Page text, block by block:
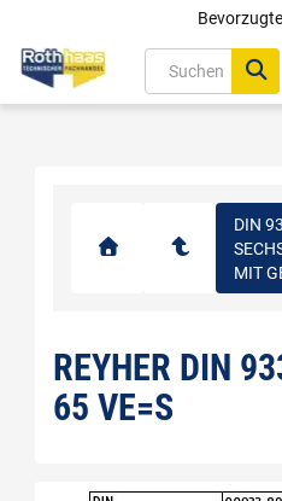
DIN
MIT
REYHER DIN
65 VE=S